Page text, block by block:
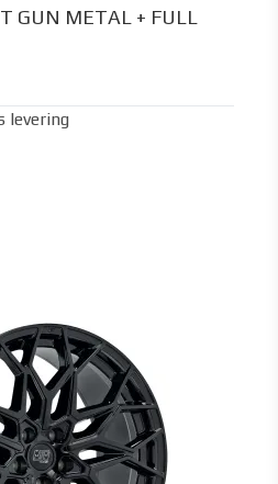
GUN METAL + FULL
levering